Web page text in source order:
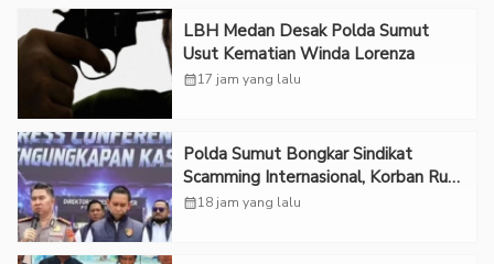
LBH Medan Desak Polda Sumut
Usut Kematian Winda Lorenza
calendar_month17 jam yang lalu
Polda Sumut Bongkar Sindikat
Scamming Internasional, Korban Rugi
Rp6,7 Miliar
calendar_month18 jam yang lalu